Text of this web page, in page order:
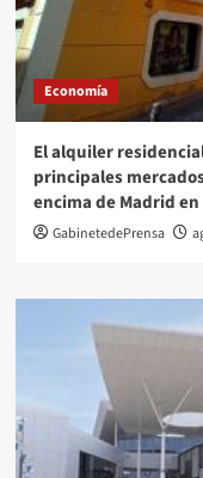
Economía
El alquiler
principales
encima de Madrid
GabinetedePrensa